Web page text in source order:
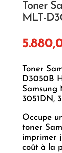
Toner
MLT-
Toner
D3050B
Samsung
3051DN,
Occupe
toner
imprimer
coût à la